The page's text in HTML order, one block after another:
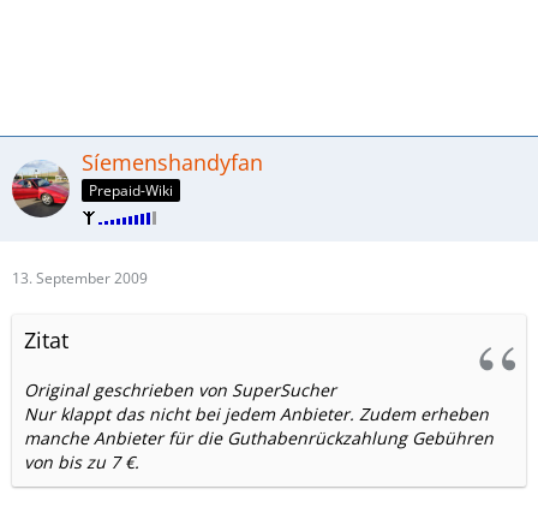
Síemenshandyfan
Prepaid-Wiki
13. September 2009
Zitat
Original geschrieben von SuperSucher
Nur klappt das nicht bei jedem Anbieter. Zudem erheben
manche Anbieter für die Guthabenrückzahlung Gebühren
von bis zu 7 €.